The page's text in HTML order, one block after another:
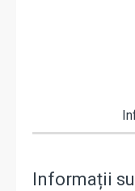
Informații